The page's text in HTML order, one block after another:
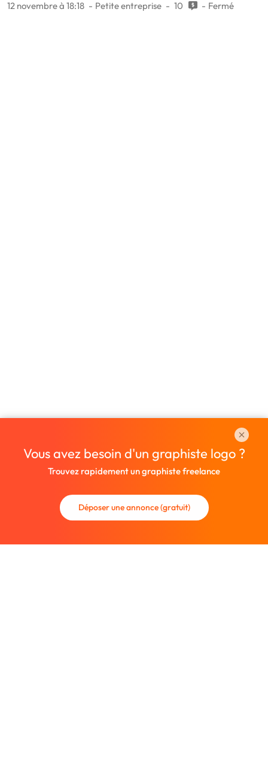
12 novembre à 18:18 Petite entreprise 10 Fermé
Vous avez besoin d'un graphiste logo ?
Trouvez rapidement un graphiste freelance
Déposer une annonce (gratuit)